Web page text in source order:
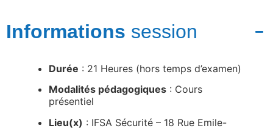
Informations session
Durée : 21 Heures (hors temps d’examen)
Modalités pédagogiques : Cours
présentiel
Lieu(x) : IFSA Sécurité – 18 Rue Emile-